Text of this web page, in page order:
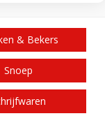
& Bekers
Snoep